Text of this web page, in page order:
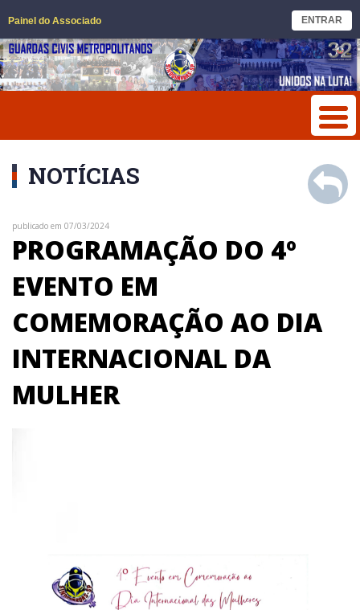
Painel do Associado ENTRAR
NOTÍCIAS
publicado em 07/03/2024
PROGRAMAÇÃO DO 4º
EVENTO EM
COMEMORAÇÃO AO DIA
INTERNACIONAL DA
MULHER